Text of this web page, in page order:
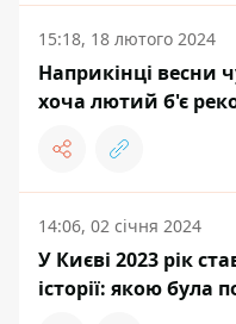
15:18, 18 лютого 2024
Наприкінці весни
хоча лютий б'є
14:06, 02 січня 2024
У Києві 2023 рік
історії: якою була